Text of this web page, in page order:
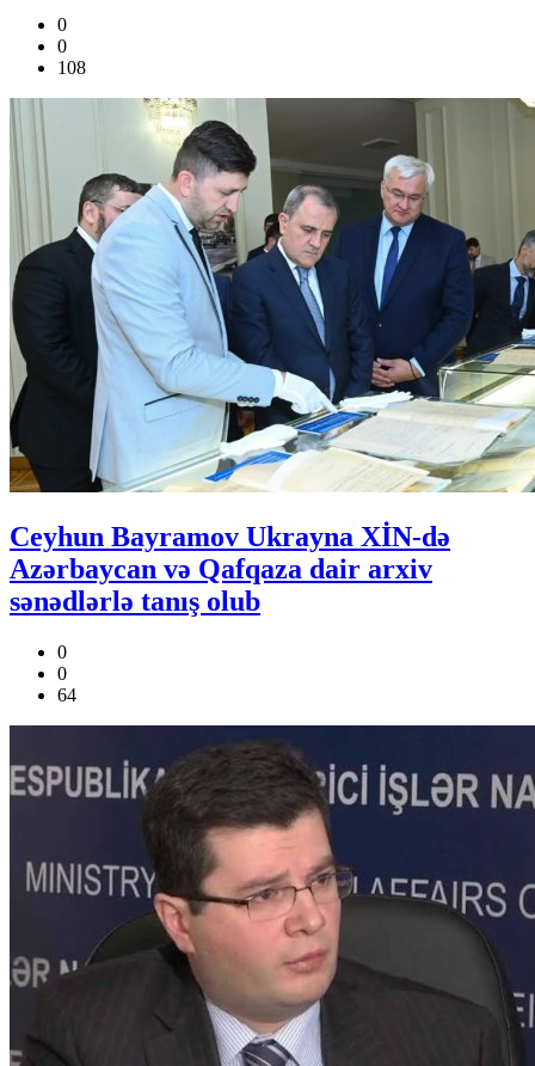
0
0
108
Ceyhun Bayramov Ukrayna XİN-də
Azərbaycan və Qafqaza dair arxiv
sənədlərlə tanış olub
0
0
64